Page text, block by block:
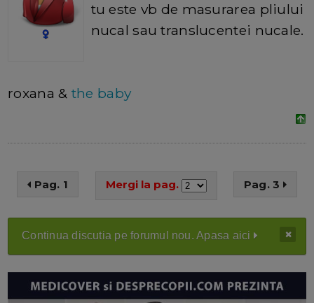
tu este vb de masurarea pliului
nucal sau translucentei nucale.
roxana & the baby
Pag. 1 Mergi la pag. Pag. 3
Continua discutia pe forumul nou. Apasa aici